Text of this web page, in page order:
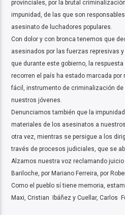
provinciales, por la brutal
impunidad, de las que son
asesinato de luchadores populares.
Con dolor y con bronca tenemos que
asesinados por las fuerzas represivas
que durante este gobierno, la
recorren el país ha estado marcada por
fácil, instrumento de criminalización
nuestros jóvenes.
Denunciamos también que la
materiales de los asesinatos a
otra vez, mientras se persigue a los
través de procesos judiciales, que se
Alzamos nuestra voz reclamando
Bariloche, por Mariano Ferreira, por
Como el pueblo sí tiene memoria,
Maxi, Cristian Ibáñez y Cuellar, Carlos